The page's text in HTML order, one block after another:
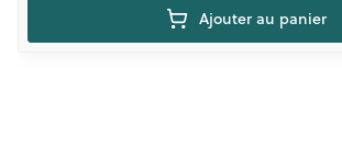
Ajouter au panier